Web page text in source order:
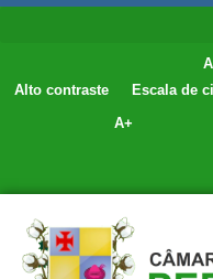
conteúdo
Alto contraste
Escala de
A+